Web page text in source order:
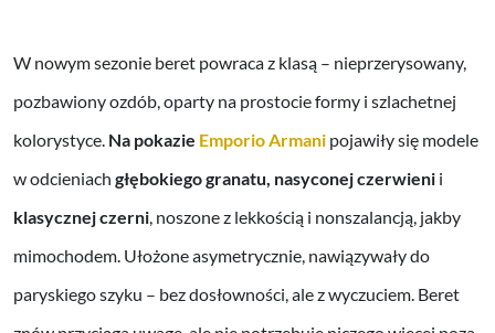
W nowym sezonie beret powraca z klasą – nieprzerysowany,
pozbawiony ozdób, oparty na prostocie formy i szlachetnej
kolorystyce. Na pokazie Emporio Armani pojawiły się modele
w odcieniach głębokiego granatu, nasyconej czerwieni i
klasycznej czerni, noszone z lekkością i nonszalancją, jakby
mimochodem. Ułożone asymetrycznie, nawiązywały do
paryskiego szyku – bez dosłowności, ale z wyczuciem. Beret